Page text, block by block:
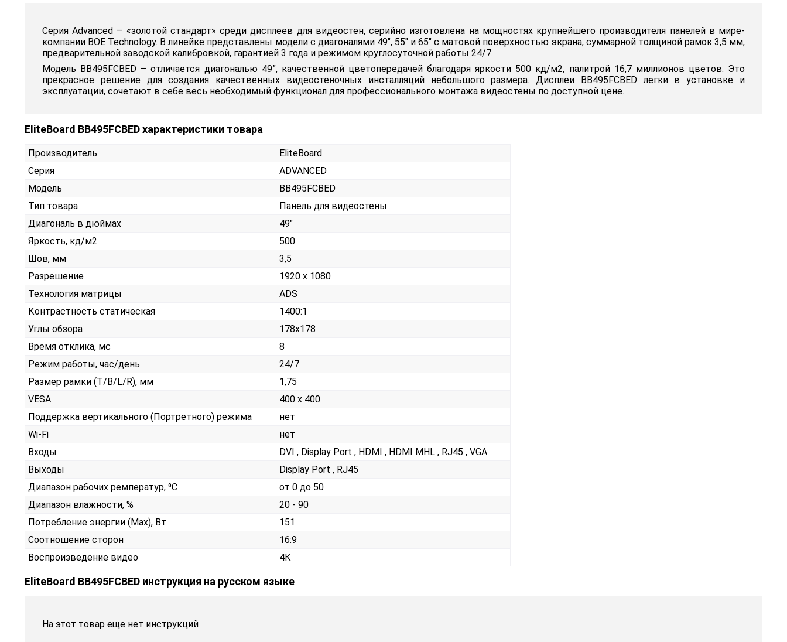
Серия Advanced – «золотой стандарт» среди дисплеев для видеостен, серийно изготовлена на мощностях крупнейшего производителя панелей в мире-
компании BOE Technology. В линейке представлены модели с диагоналями 49", 55" и 65" c матовой поверхностью экрана, суммарной толщиной рамок 3,5 мм,
предварительной заводской калибровкой, гарантией 3 года и режимом круглосуточной работы 24/7.
Модель BB495FCBED – отличается диагональю 49”, качественной цветопередачей благодаря яркости 500 кд/м2, палитрой 16,7 миллионов цветов. Это
прекрасное решение для создания качественных видеостеночных инсталляций небольшого размера. Дисплеи BB495FCBED легки в установке и
эксплуатации, сочетают в себе весь необходимый функционал для профессионального монтажа видеостены по доступной цене.
EliteBoard BB495FCBED характеристики товара
Производитель
EliteBoard
Серия
ADVANCED
Модель
BB495FCBED
Тип товара
Панель для видеостены
Диагональ в дюймах
49"
Яркость, кд/м2
500
Шов, мм
3,5
Разрешение
1920 x 1080
Технология матрицы
ADS
Контрастность статическая
1400:1
Углы обзора
178x178
Время отклика, мс
8
Режим работы, час/день
24/7
Размер рамки (T/B/L/R), мм
1,75
VESA
400 x 400
Поддержка вертикального (Портретного) режима
нет
Wi-Fi
нет
Входы
DVI , Display Port , HDMI , HDMI MHL , RJ45 , VGA
Выходы
Display Port , RJ45
Диапазон рабочих ремператур, ⁰С
от 0 до 50
Диапазон влажности, %
20 - 90
Потребление энергии (Max), Вт
151
Соотношение сторон
16:9
Воспроизведение видео
4К
EliteBoard BB495FCBED инструкция на русском языке
На этот товар еще нет инструкций